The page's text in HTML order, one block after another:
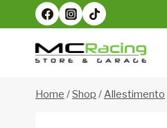
al
contenuto
Home /Shop /Allestimento